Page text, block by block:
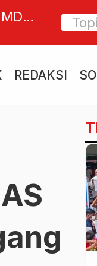
KSPN
REDAKSI